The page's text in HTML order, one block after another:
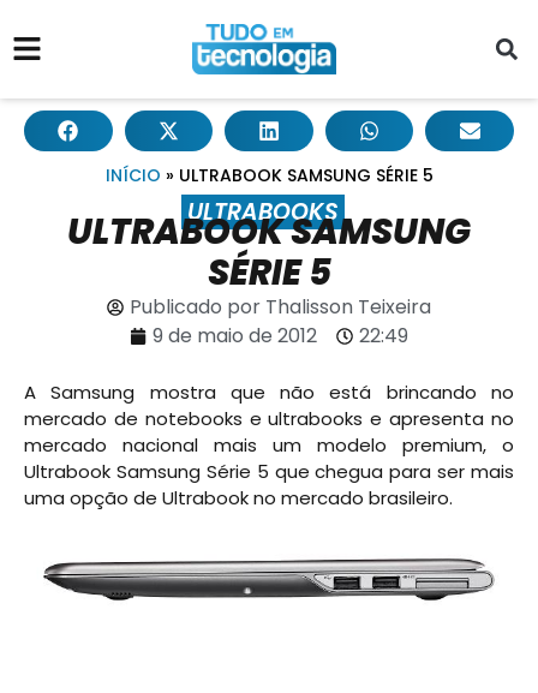
INÍCIO » ULTRABOOK SAMSUNG SÉRIE 5
ULTRABOOKS
ULTRABOOK SAMSUNG
SÉRIE 5
Publicado por Thalisson Teixeira
9 de maio de 2012
22:49
A Samsung mostra que não está brincando no
mercado de notebooks e ultrabooks e apresenta no
mercado nacional mais um modelo premium, o
Ultrabook Samsung Série 5 que chegua para ser mais
uma opção de Ultrabook no mercado brasileiro.